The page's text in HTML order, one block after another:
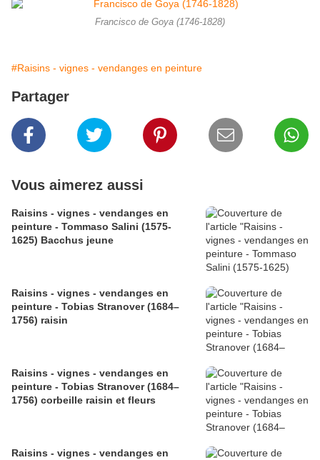
Francisco de Goya (1746-1828)
#Raisins - vignes - vendanges en peinture
Partager
Vous aimerez aussi
Raisins - vignes - vendanges en
peinture - Tommaso Salini (1575-
1625) Bacchus jeune
Raisins - vignes - vendanges en
peinture - Tobias Stranover (1684–
1756) raisin
Raisins - vignes - vendanges en
peinture - Tobias Stranover (1684–
1756) corbeille raisin et fleurs
Raisins - vignes - vendanges en